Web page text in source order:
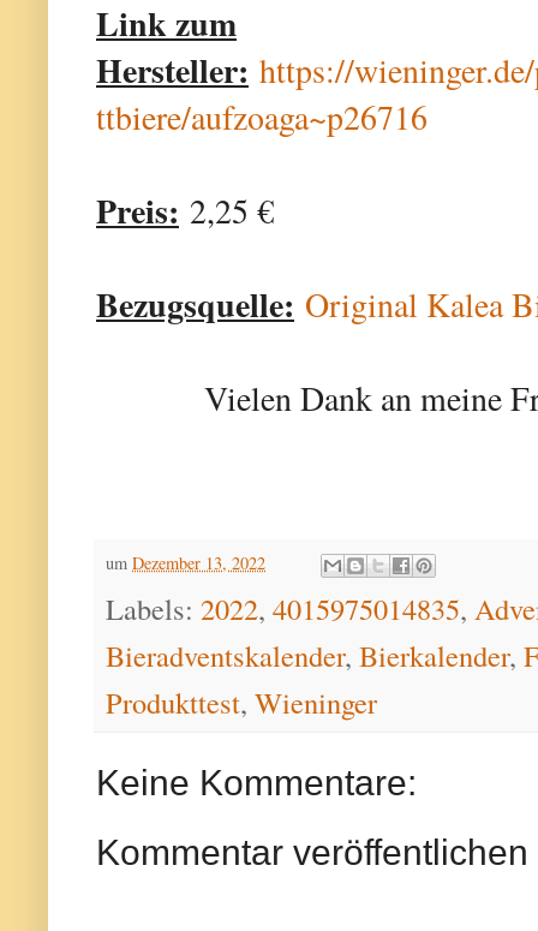
Link zum
Hersteller: https://
ttbiere/aufzoaga~p26716
Preis: 2,25 €
Bezugsquelle: Original Kalea
Vielen Dank an meine
um Dezember 13, 2022
Labels: 2022, 4015975014835,
Bieradventskalender, Bierkalender,
Produkttest, Wieninger
Keine Kommentare:
Kommentar veröffentlichen